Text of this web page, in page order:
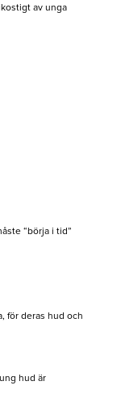
av unga
“börja i tid”
för deras hud och
hud är